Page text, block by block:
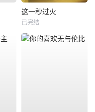
这一秒过火
已完结